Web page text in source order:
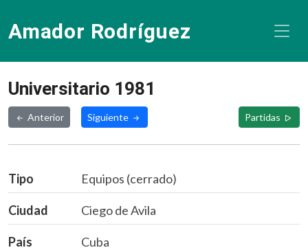
Amador Rodríguez
Universitario 1981
Anterior Siguiente Partidas
Tipo Equipos (cerrado)
Ciudad Ciego de Avila
País Cuba